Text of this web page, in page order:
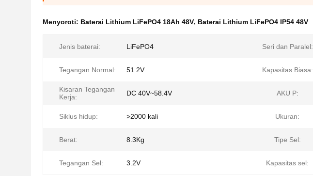
Menyoroti: Baterai Lithium LiFePO4 18Ah 48V, Baterai Lithium LiFePO4 IP54 48V
Jenis baterai: LiFePO4 Seri dan Paralel:
Tegangan Normal: 51.2V Kapasitas Biasa:
Kisaran Tegangan
Kerja:
DC 40V~58.4V AKU P:
Siklus hidup: >2000 kali Ukuran:
Berat: 8.3Kg Tipe Sel:
Tegangan Sel: 3.2V Kapasitas sel: